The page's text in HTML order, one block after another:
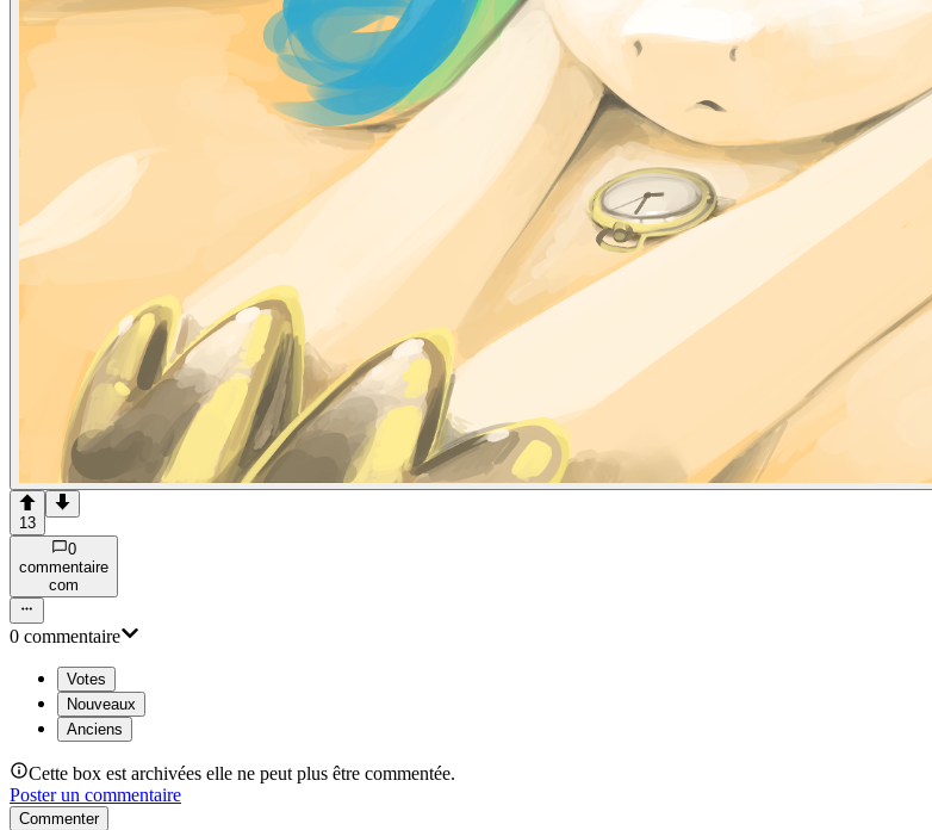
13
0
commentaire
com
0 commentaire
Votes
Nouveaux
Anciens
Cette box est archivées elle ne peut plus être commentée.
Poster un commentaire
Commenter